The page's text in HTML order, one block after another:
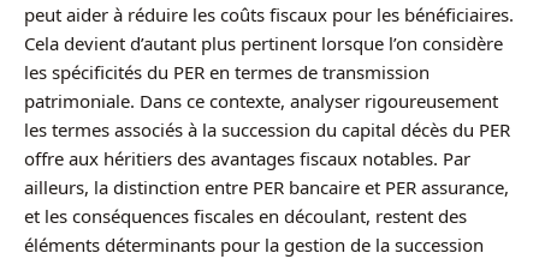
peut aider à réduire les coûts fiscaux pour les bénéficiaires.
Cela devient d’autant plus pertinent lorsque l’on considère
les spécificités du PER en termes de transmission
patrimoniale. Dans ce contexte, analyser rigoureusement
les termes associés à la succession du capital décès du PER
offre aux héritiers des avantages fiscaux notables. Par
ailleurs, la distinction entre PER bancaire et PER assurance,
et les conséquences fiscales en découlant, restent des
éléments déterminants pour la gestion de la succession